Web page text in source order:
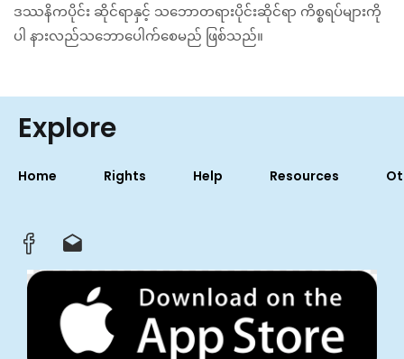
ဒဿနိကပိုင်း ဆိုင်ရာနှင့် သဘောတရားပိုင်းဆိုင်ရာ ကိစ္စရပ်များကို
ပါ နားလည်သဘောပေါက်စေမည် ဖြစ်သည်။
Explore
Home Rights Help Resources